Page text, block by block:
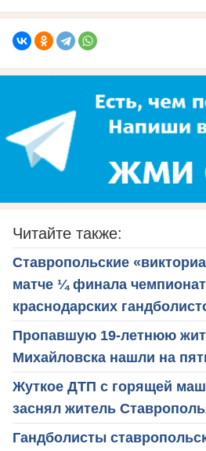
Читайте также:
Ставропольские
матче ¼ финала
краснодарских
Пропавшую 19-летнюю
Михайловска нашли на
Жуткое ДТП с горящей
заснял житель
Гандболисты